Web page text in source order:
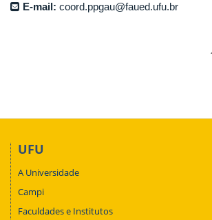
E-mail: coord.ppgau@faued.ufu.br
UFU
A Universidade
Campi
Faculdades e Institutos